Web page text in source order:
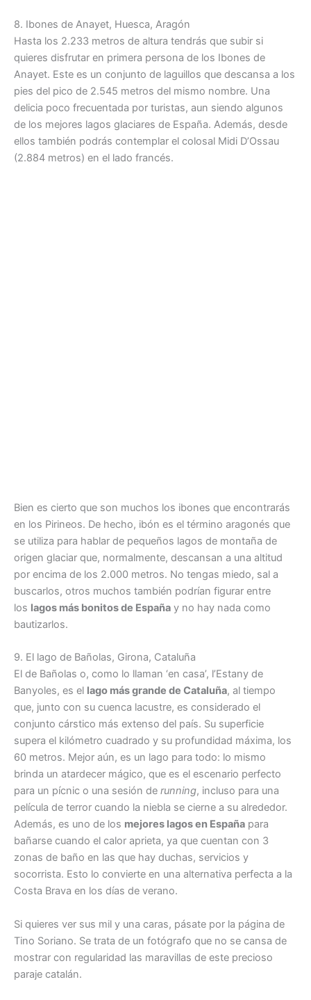
8. Ibones de Anayet, Huesca, Aragón
Hasta los 2.233 metros de altura tendrás que subir si
quieres disfrutar en primera persona de los Ibones de
Anayet. Este es un conjunto de laguillos que descansa a los
pies del pico de 2.545 metros del mismo nombre. Una
delicia poco frecuentada por turistas, aun siendo algunos
de los mejores lagos glaciares de España. Además, desde
ellos también podrás contemplar el colosal Midi D’Ossau
(2.884 metros) en el lado francés.
Bien es cierto que son muchos los ibones que encontrarás
en los Pirineos. De hecho, ibón es el término aragonés que
se utiliza para hablar de pequeños lagos de montaña de
origen glaciar que, normalmente, descansan a una altitud
por encima de los 2.000 metros. No tengas miedo, sal a
buscarlos, otros muchos también podrían figurar entre
los lagos más bonitos de España y no hay nada como
bautizarlos.
9. El lago de Bañolas, Girona, Cataluña
El de Bañolas o, como lo llaman ‘en casa’, l’Estany de
Banyoles, es el lago más grande de Cataluña, al tiempo
que, junto con su cuenca lacustre, es considerado el
conjunto cárstico más extenso del país. Su superficie
supera el kilómetro cuadrado y su profundidad máxima, los
60 metros. Mejor aún, es un lago para todo: lo mismo
brinda un atardecer mágico, que es el escenario perfecto
para un pícnic o una sesión de running, incluso para una
película de terror cuando la niebla se cierne a su alrededor.
Además, es uno de los mejores lagos en España para
bañarse cuando el calor aprieta, ya que cuentan con 3
zonas de baño en las que hay duchas, servicios y
socorrista. Esto lo convierte en una alternativa perfecta a la
Costa Brava en los días de verano.
Si quieres ver sus mil y una caras, pásate por la página de
Tino Soriano. Se trata de un fotógrafo que no se cansa de
mostrar con regularidad las maravillas de este precioso
paraje catalán.